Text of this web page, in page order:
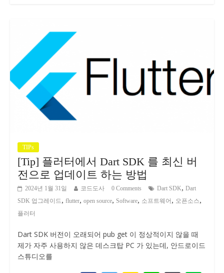
TIPs
[Tip] 플러터에서 Dart SDK 를 최신 버
전으로 업데이트 하는 방법
2024년 1월 31일 코드도사 0 Comments Dart SDK, Dart
SDK 업그레이드 , flutter, open source, Software, 소프트웨어 , 오픈소스,
플러터
Dart SDK 버전이 오래되어 pub get 이 정상적이지 않을 때
제가 자주 사용하지 않은 데스크탑 PC 가 있는데, 안드로이드
스튜디오를